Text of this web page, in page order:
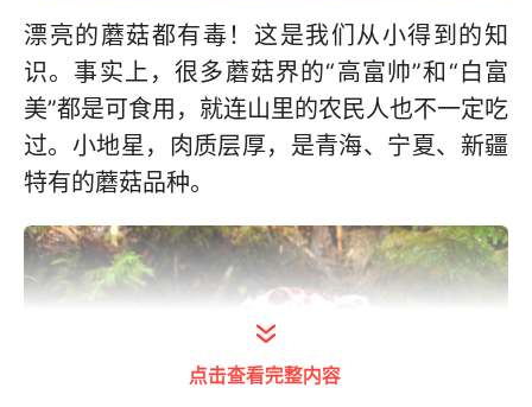
漂亮的蘑菇都有毒！这是我们从小得到的知
识。事实上，很多蘑菇界的“高富帅”和“白富
美”都是可食用，就连山里的农民人也不一定吃
过。小地星，肉质层厚，是青海、宁夏、新疆
特有的蘑菇品种。
点击查看完整内容